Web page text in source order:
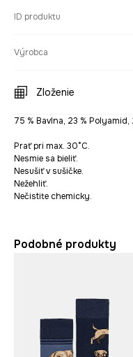
ID produktu
Výrobca
Zloženie
75 % Bavlna, 23 % Polyamid,
Prať pri max. 30°C.
Nesmie sa bieliť.
Nesušiť v sušičke.
Nežehliť.
Nečistite chemicky.
Podobné produkty